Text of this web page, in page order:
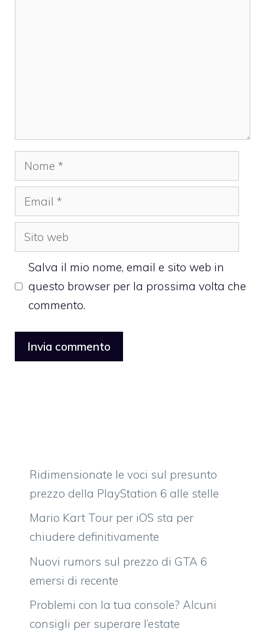
Nome
Email
Sito
web
Salva il mio nome, email e sito web in
questo browser per la prossima volta che
commento.
Ridimensionate le voci sul presunto
prezzo della PlayStation 6 alle stelle
Mario Kart Tour per iOS sta per
chiudere definitivamente
Nuovi rumors sul prezzo di GTA 6
emersi di recente
Problemi con la tua console? Alcuni
consigli per superare l’estate